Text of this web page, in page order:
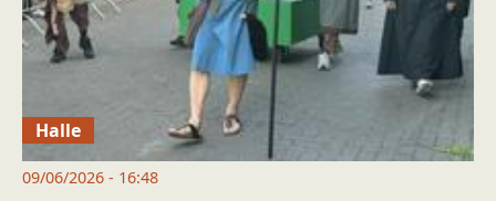
Halle
09/06/2026 - 16:48